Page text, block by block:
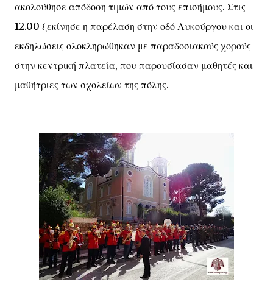
ακολούθησε απόδοση τιμών από τους επισήμους. Στις
12.00 ξεκίνησε η παρέλαση στην οδό Λυκούργου και οι
εκδηλώσεις ολοκληρώθηκαν με παραδοσιακούς χορούς
στην κεντρική πλατεία, που παρουσίασαν μαθητές και
μαθήτριες των σχολείων της πόλης.